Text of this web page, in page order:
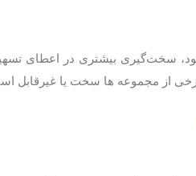
سخت‌گیری بیشتری در اعطای
از مجموعه ها سخت یا غیرقابل